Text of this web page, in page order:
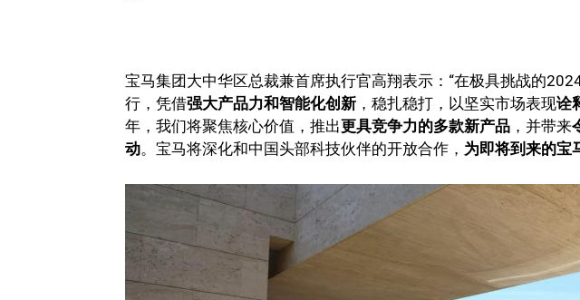
宝马集团大中华区总裁兼首席执行官高翔表示：“在极具挑战的
行，凭借强大产品力和智能化创新 ，稳扎稳打，以坚实市场表现诠
年，我们将聚焦核心价值，推出更具竞争力的多款新产品 ，并带来
动。宝马将深化和中国头部科技伙伴的开放合作， 为即将到来的宝